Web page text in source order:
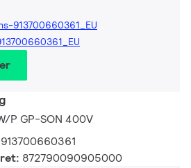
913700660361_EU
P GP-SON 400V
913700660361
872790090905000